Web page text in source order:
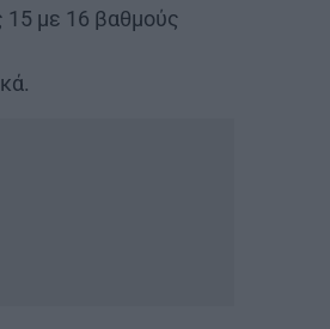
15 με 16 βαθμούς